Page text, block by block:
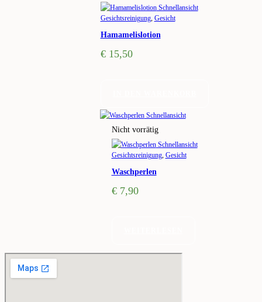
Schnellansicht
Gesichtsreinigung, Gesicht
Hamamelislotion
€15,50
Schnellansicht
Nicht vorrätig
Schnellansicht
Gesichtsreinigung, Gesicht
Waschperlen
€7,90